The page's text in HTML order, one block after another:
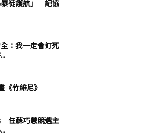
暴徒護航」 記協
：我一定會釘死
《竹維尼》
任蘇巧慧競選主